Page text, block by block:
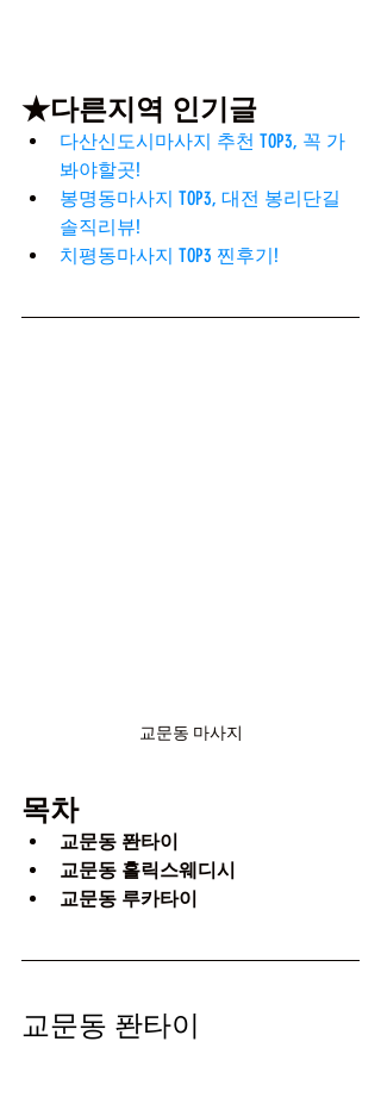
★다른지역 인기글
다산신도시마사지 추천 TOP3, 꼭 가
봐야할곳!
봉명동마사지 TOP3, 대전 봉리단길
솔직리뷰!
치평동마사지 TOP3 찐후기!
교문동 마사지
목차
교문동 퐌타이
교문동 홀릭스웨디시
교문동 루카타이
교문동 퐌타이